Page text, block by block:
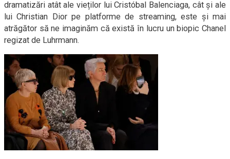
dramatizări atât ale vieților lui Cristóbal Balenciaga, cât și ale
lui Christian Dior pe platforme de streaming, este și mai
atrăgător să ne imaginăm că există în lucru un biopic Chanel
regizat de Luhrmann.